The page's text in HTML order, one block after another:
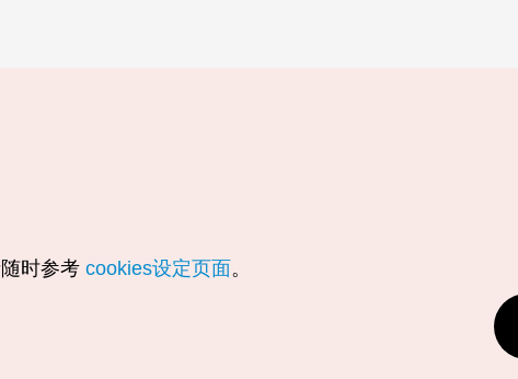
时参考 cookies设定页面。